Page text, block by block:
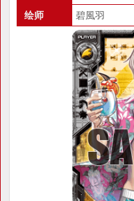
绘师
碧風羽